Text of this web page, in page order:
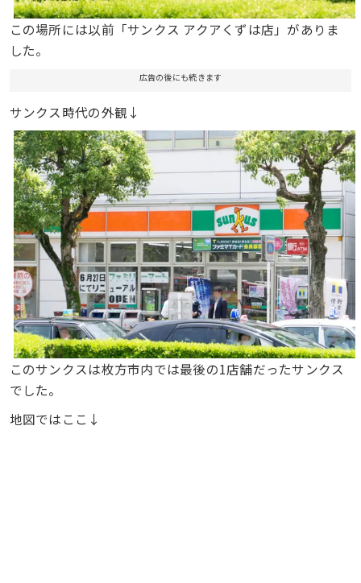
この場所には以前「サンクス アクアくずは店」がありま
した。
広告の後にも続きます
サンクス時代の外観↓
このサンクスは枚方市内では最後の1店舗だったサンクス
でした。
地図ではここ↓